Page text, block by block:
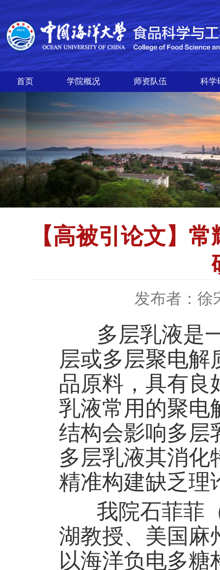
首页 学院概况 师资队伍 科学
【高被引论文】
发布者：徐
多层乳液是一
层或多层聚电解
品原料，具有良
乳液常用的聚电
结构会影响多层
多层乳液其消化
精准构建缺乏理
我院石菲菲
湖教授、美国麻
以海洋负电多糖